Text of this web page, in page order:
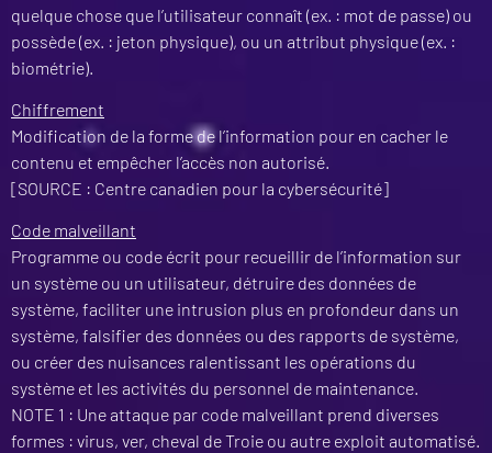
quelque chose que l’utilisateur connaît (ex. : mot de passe) ou
possède (ex. : jeton physique), ou un attribut physique (ex. :
biométrie).
Chiffrement
Modification de la forme de l’information pour en cacher le
contenu et empêcher l’accès non autorisé.
[SOURCE : Centre canadien pour la cybersécurité]
Code malveillant
Programme ou code écrit pour recueillir de l’information sur
un système ou un utilisateur, détruire des données de
système, faciliter une intrusion plus en profondeur dans un
système, falsifier des données ou des rapports de système,
ou créer des nuisances ralentissant les opérations du
système et les activités du personnel de maintenance.
NOTE 1 : Une attaque par code malveillant prend diverses
formes : virus, ver, cheval de Troie ou autre exploit automatisé.